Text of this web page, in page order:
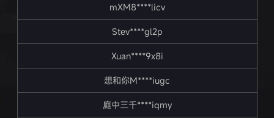
mXM8****licv
Stev****gl2p
Xuan****9x8i
想和你M****iugc
庭中三千****iqmy